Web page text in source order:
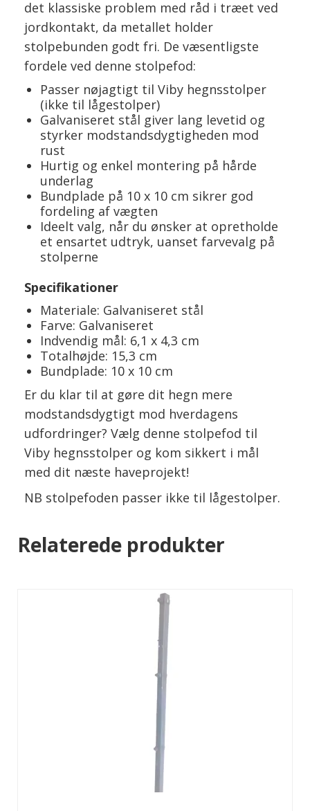
det klassiske problem med råd i træet ved
jordkontakt, da metallet holder
stolpebunden godt fri. De væsentligste
fordele ved denne stolpefod:
Passer nøjagtigt til Viby hegnsstolper
(ikke til lågestolper)
Galvaniseret stål giver lang levetid og
styrker modstandsdygtigheden mod
rust
Hurtig og enkel montering på hårde
underlag
Bundplade på 10 x 10 cm sikrer god
fordeling af vægten
Ideelt valg, når du ønsker at opretholde
et ensartet udtryk, uanset farvevalg på
stolperne
Specifikationer
Materiale: Galvaniseret stål
Farve: Galvaniseret
Indvendig mål: 6,1 x 4,3 cm
Totalhøjde: 15,3 cm
Bundplade: 10 x 10 cm
Er du klar til at gøre dit hegn mere
modstandsdygtigt mod hverdagens
udfordringer? Vælg denne stolpefod til
Viby hegnsstolper og kom sikkert i mål
med dit næste haveprojekt!
NB stolpefoden passer ikke til lågestolper.
Relaterede produkter